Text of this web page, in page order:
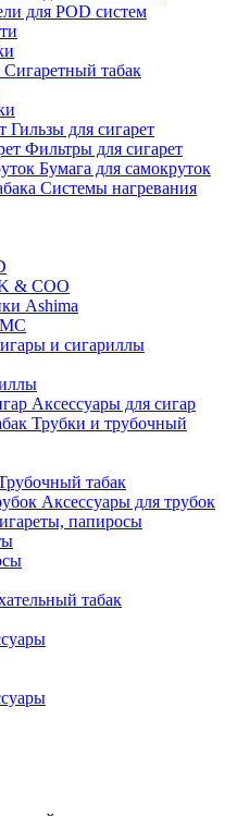
для POD систем
Сигаретный табак
Гильзы для сигарет
Фильтры для сигарет
Бумага для самокруток
Системы нагревания
& COO
Ashima
и сигариллы
Аксессуары для сигар
Трубки и трубочный
табак
Аксессуары для трубок
папиросы
табак